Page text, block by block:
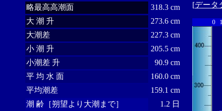
略最高高潮面
318.3 cm
大 潮 升
273.6 cm
大潮差
227.3 cm
小 潮 升
205.5 cm
小潮差 升
90.9 cm
平 均 水 面
160.0 cm
平均潮差
159.1 cm
潮 齢［朔望より大潮まで］
1.2 日
[データ
0